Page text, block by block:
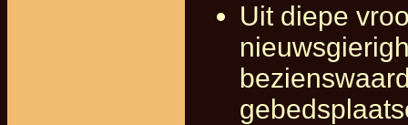
Uit diepe